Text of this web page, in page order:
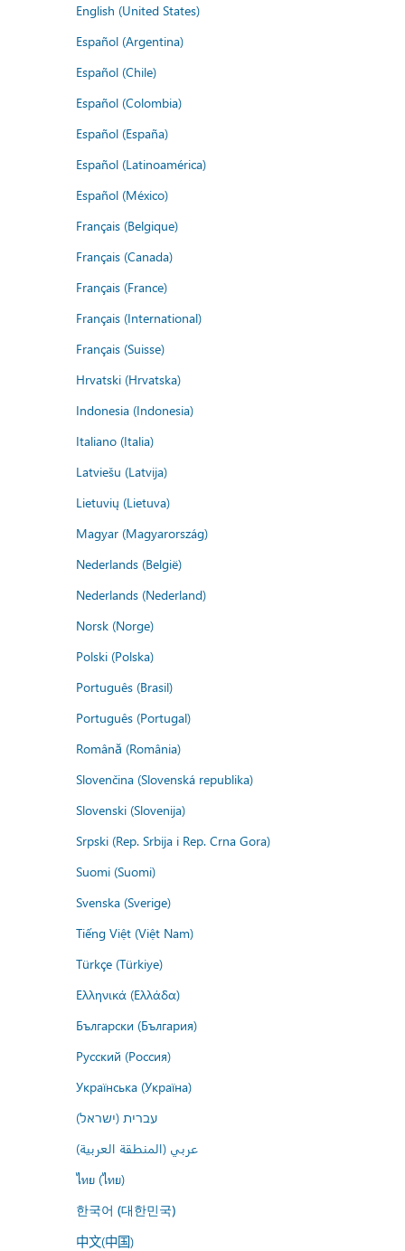
English (United States)
Español (Argentina)
Español (Chile)
Español (Colombia)
Español (España)
Español (Latinoamérica)
Español (México)
Français (Belgique)
Français (Canada)
Français (France)
Français (International)
Français (Suisse)
Hrvatski (Hrvatska)
Indonesia (Indonesia)
Italiano (Italia)
Latviešu (Latvija)
Lietuvių (Lietuva)
Magyar (Magyarország)
Nederlands (België)
Nederlands (Nederland)
Norsk (Norge)
Polski (Polska)
Português (Brasil)
Português (Portugal)
Română (România)
Slovenčina (Slovenská republika)
Slovenski (Slovenija)
Srpski (Rep. Srbija i Rep. Crna Gora)
Suomi (Suomi)
Svenska (Sverige)
Tiếng Việt (Việt Nam)
Türkçe (Türkiye)
Ελληνικά (Ελλάδα)
Български (България)
Русский (Россия)
Українська (Україна)
עברית (ישראל)
عربي (المنطقة العربية)
ไทย (ไทย)
한국어 (대한민국)
中文(中国)